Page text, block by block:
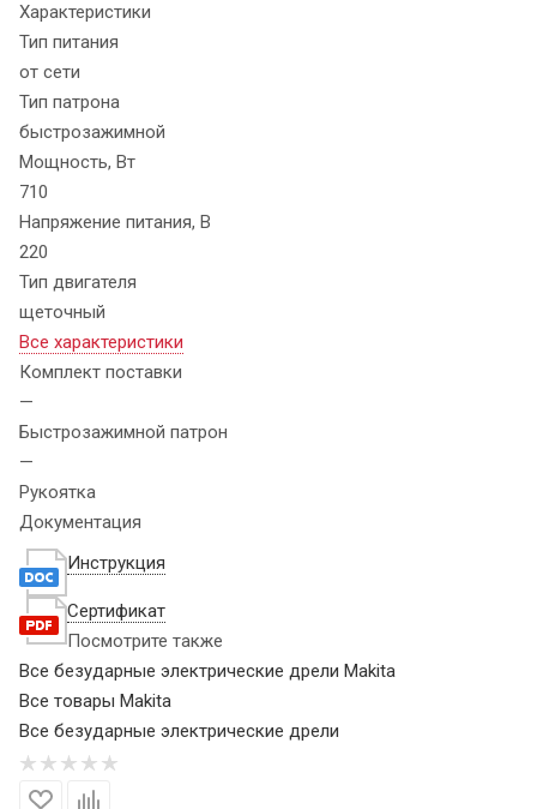
Характеристики
Тип питания
от сети
Тип патрона
быстрозажимной
Мощность, Вт
710
Напряжение питания, В
220
Тип двигателя
щеточный
Все характеристики
Комплект поставки
—
Быстрозажимной патрон
—
Рукоятка
Документация
Инструкция
Сертификат
Посмотрите также
Все безударные электрические дрели Makita
Все товары Makita
Все безударные электрические дрели